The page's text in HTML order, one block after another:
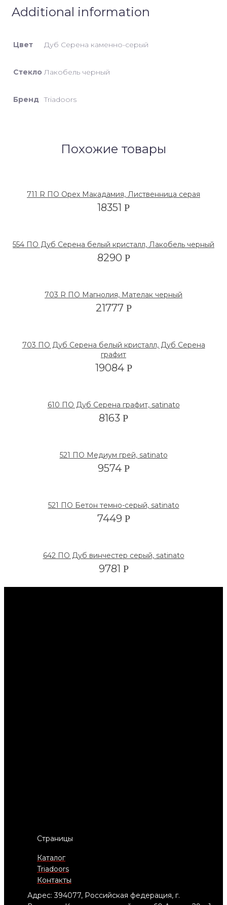
Additional information
Цвет Дуб Серена каменно-серый
Стекло Лакобель черный
Бренд Triadoors
Похожие товары
711 R ПО Орех Макадамия, Лиственница серая
18351 Р
554 ПО Дуб Серена белый кристалл, Лакобель черный
8290 Р
703 R ПО Магнолия, Мателак черный
21777 Р
703 ПО Дуб Серена белый кристалл, Дуб Серена
графит
19084 Р
610 ПО Дуб Серена графит, satinato
8163 Р
521 ПО Медиум грей, satinato
9574 Р
521 ПО Бетон темно-серый, satinato
7449 Р
642 ПО Дуб винчестер серый, satinato
9781 Р
Страницы
Каталог
Triadoors
Контакты
Адрес: 394077, Российская федерация, г.